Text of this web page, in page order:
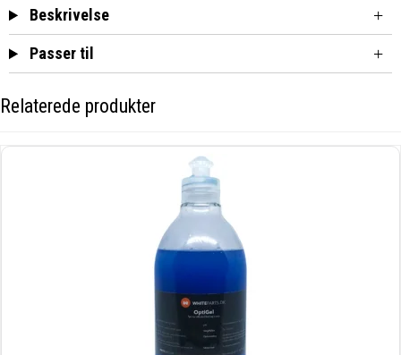
Beskrivelse
Passer til
Relaterede produkter